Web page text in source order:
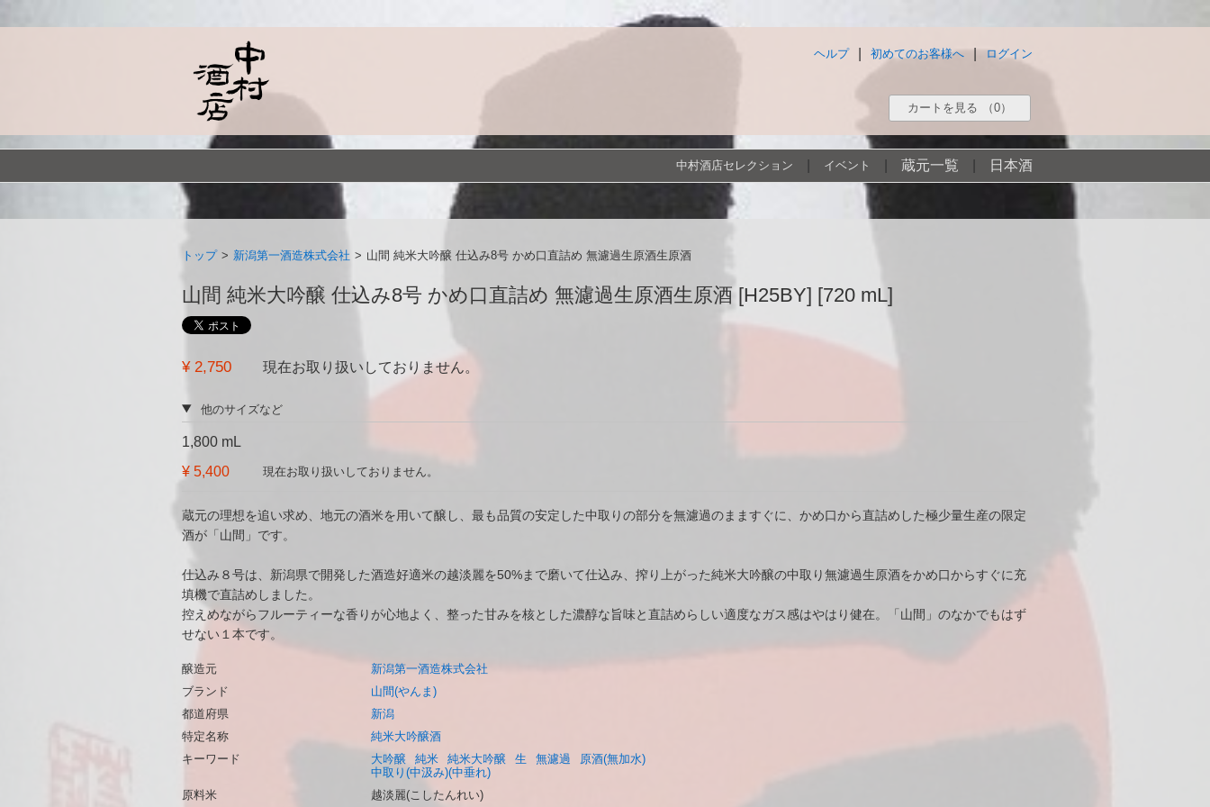
ログイン
|
初めてのお客様へ
ヘルプ
カートを見る （0）
中村酒店セレクション イベント 蔵元一覧 日本酒
トップ > 新潟第一酒造株式会社 > 山間 純米大吟醸 仕込み8号 かめ口直詰め 無濾過生原酒生原酒
山間 純米大吟醸 仕込み8号 かめ口直詰め 無濾過生原酒生原酒 [H25BY] [720 mL]
¥ 2,750 現在お取り扱いしておりません。
他のサイズなど
1,800 mL
¥ 5,400
現在お取り扱いしておりません。
蔵元の理想を追い求め、地元の酒米を用いて醸し、最も品質の安定した中取りの部分を無濾過のまますぐに、かめ口から直詰めした極少量生産の限定
酒が「山間」です。
仕込み８号は、新潟県で開発した酒造好適米の越淡麗を50%まで磨いて仕込み、搾り上がった純米大吟醸の中取り無濾過生原酒をかめ口からすぐに充
填機で直詰めしました。
控えめながらフルーティーな香りが心地よく、整った甘みを核とした濃醇な旨味と直詰めらしい適度なガス感はやはり健在。「山間」のなかでもはず
せない１本です。
醸造元
新潟第一酒造株式会社
ブランド
山間(やんま)
都道府県
新潟
特定名称
純米大吟醸酒
キーワード
大吟醸 純米 純米大吟醸 生 無濾過
原酒(無加水)
中取り(中汲み)(中垂れ)
原料米
越淡麗(こしたんれい)